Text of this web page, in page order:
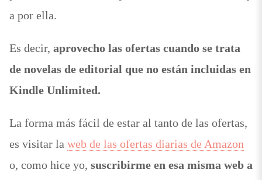
a por ella.
Es decir, aprovecho las ofertas cuando se trata
de novelas de editorial que no están incluidas en
Kindle Unlimited.
La forma más fácil de estar al tanto de las ofertas,
es visitar la web de las ofertas diarias de Amazon
o, como hice yo, suscribirme en esa misma web a